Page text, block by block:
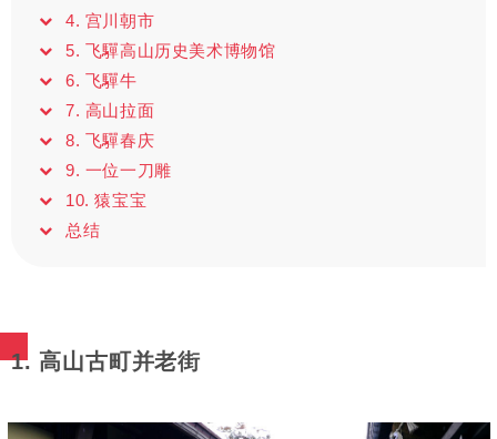
4. 宫川朝市
5. 飞驒高山历史美术博物馆
6. 飞驒牛
7. 高山拉面
8. 飞驒春庆
9. 一位一刀雕
10. 猿宝宝
总结
1. 高山古町并老街